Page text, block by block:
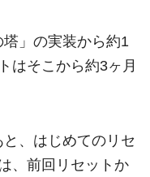
」の実装から約1
はそこから約3ヶ月
、はじめてのリセ
、前回リセットか